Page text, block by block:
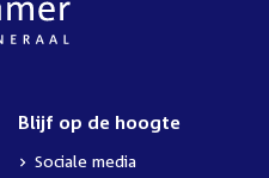
Blijf op de hoogte
Sociale media